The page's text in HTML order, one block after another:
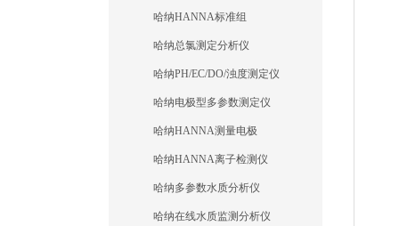
哈纳HANNA标准组
哈纳总氯测定分析仪
哈纳PH/EC/DO/浊度测定仪
哈纳电极型多参数测定仪
哈纳HANNA测量电极
哈纳HANNA离子检测仪
哈纳多参数水质分析仪
哈纳在线水质监测分析仪